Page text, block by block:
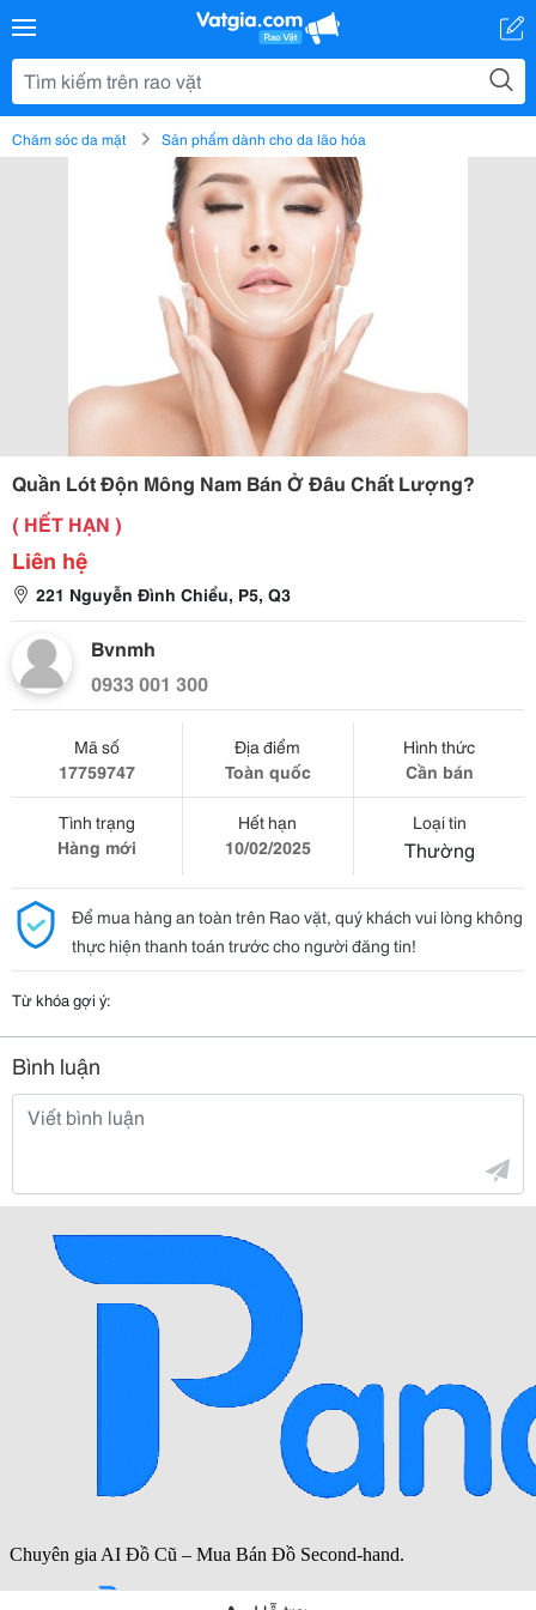
Chăm sóc da mặt Sản phẩm dành cho da lão hóa
Quần Lót Độn Mông Nam Bán Ở Đâu Chất Lượng?
( HẾT HẠN )
Liên hệ
221 Nguyễn Đình Chiểu, P5, Q3
Bvnmh
0933 001 300
Mã số
17759747
Địa điểm
Toàn quốc
Hình thức
Cần bán
Tình trạng
Hàng mới
Hết hạn
10/02/2025
Loại tin
Thường
Để mua hàng an toàn trên Rao vặt, quý khách vui lòng không
thực hiện thanh toán trước cho người đăng tin!
Từ khóa gợi ý:
Bình luận